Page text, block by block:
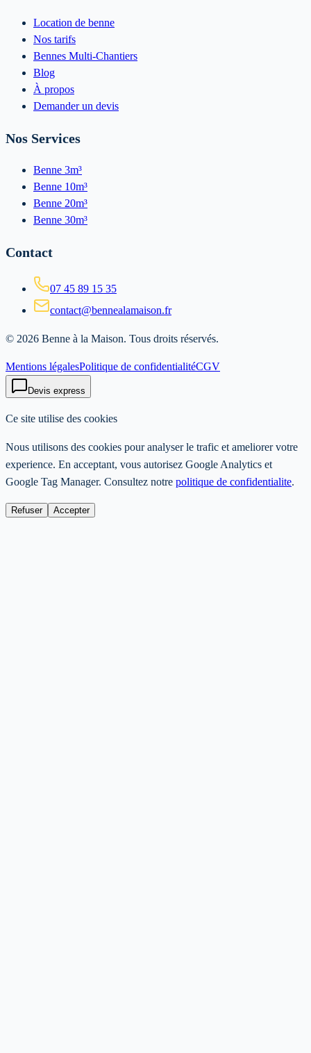
Location de benne
Nos tarifs
Bennes Multi-Chantiers
Blog
À propos
Demander un devis
Nos Services
Benne 3m³
Benne 10m³
Benne 20m³
Benne 30m³
Contact
07 45 89 15 35
contact@bennealamaison.fr
© 2026 Benne à la Maison. Tous droits réservés.
Mentions légalesPolitique de confidentialitéCGV
Devis express
Ce site utilise des cookies
Nous utilisons des cookies pour analyser le trafic et ameliorer votre
experience. En acceptant, vous autorisez Google Analytics et
Google Tag Manager. Consultez notre politique de confidentialite.
Refuser Accepter